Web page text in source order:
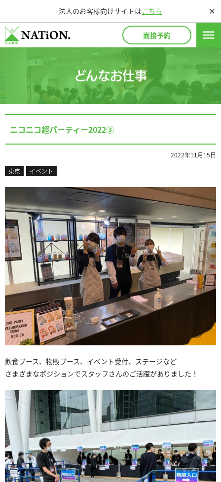
法人のお客様向けサイトはこちら close
面接予約 menu
どんなお仕事
ニコニコ超パーティー2022③
2022年11月15日
東京
イベント
飲食ブース、物販ブース、イベント受付、ステージなど
さまざまなポジションでスタッフさんのご活躍がありました！